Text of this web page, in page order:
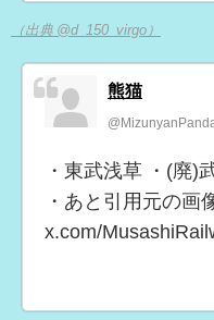
（出典 @d_150_virgo）
熊猫
・東武浅草 ・(廃)
・あと引用元の画
x.com/